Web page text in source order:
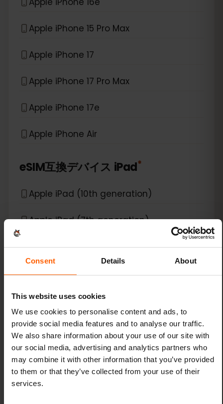
Consent Details About
This website uses cookies
We use cookies to personalise content and ads, to
provide social media features and to analyse our traffic.
We also share information about your use of our site with
our social media, advertising and analytics partners who
may combine it with other information that you’ve provided
to them or that they’ve collected from your use of their
services.
Apple iPhone 15 Pro Max
Apple iPhone 17
Apple iPhone 17 Pro Max
Apple iPhone 17e
Apple iPhone Air
eSIM互換デバイス iPad*
Apple iPad (10th generation)
Apple iPad (7th generation)
Apple iPad (8th generation)
Apple iPad (9th generation)
Apple iPad Air (3rd generation)
Apple iPad Air (4th generation)
Apple iPad Air (5th generation)
Apple iPad Air (6th generation)